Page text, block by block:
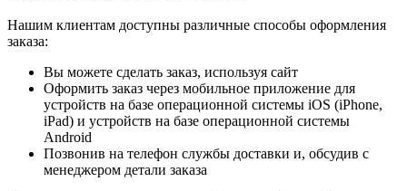
Нашим клиентам доступны различные способы оформления
заказа:
Вы можете сделать заказ, используя сайт
Оформить заказ через мобильное приложение для
устройств на базе операционной системы iOS (iPhone,
iPad) и устройств на базе операционной системы
Android
Позвонив на телефон службы доставки и, обсудив с
менеджером детали заказа